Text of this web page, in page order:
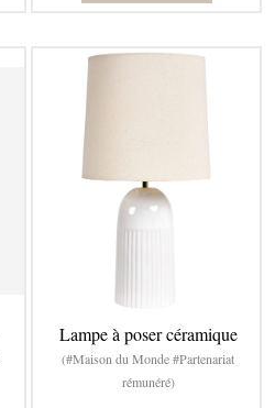
Lampe à poser céramique
(#Maison du Monde #Partenariat
rémunéré)